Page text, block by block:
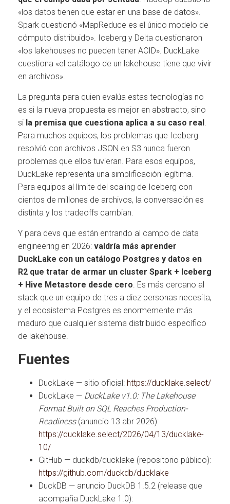
«los datos tienen que estar en una base de datos».
Spark cuestionó «MapReduce es el único modelo de
cómputo distribuido». Iceberg y Delta cuestionaron
«los lakehouses no pueden tener ACID». DuckLake
cuestiona «el catálogo de un lakehouse tiene que vivir
en archivos».
La pregunta para quien evalúa estas tecnologías no
es si la nueva propuesta es mejor en abstracto, sino
si la premisa que cuestiona aplica a su caso real
Para muchos equipos, los problemas que Iceberg
resolvió con archivos JSON en S3 nunca fueron
problemas que ellos tuvieran. Para esos equipos,
DuckLake representa una simplificación legítima.
Para equipos al límite del scaling de Iceberg con
cientos de millones de archivos, la conversación es
distinta y los tradeoffs cambian.
Y para devs que están entrando al campo de data
engineering en 2026: valdría más aprender
DuckLake con un catálogo Postgres y datos en
R2 que tratar de armar un cluster Spark + Iceberg
+ Hive Metastore desde cero . Es más cercano al
stack que un equipo de tres a diez personas necesita,
y el ecosistema Postgres es enormemente más
maduro que cualquier sistema distribuido específico
de lakehouse.
Fuentes
DuckLake — sitio oficial: https://ducklake.select/
DuckLake — DuckLake v1.0: The Lakehouse
Format Built on SQL Reaches Production-
Readiness(anuncio 13 abr 2026):
https://ducklake.select/2026/04/13/ducklake-
10/
GitHub — duckdb/ducklake (repositorio público):
https://github.com/duckdb/ducklake
DuckDB — anuncio DuckDB 1.5.2 (release que
acompaña DuckLake 1.0):